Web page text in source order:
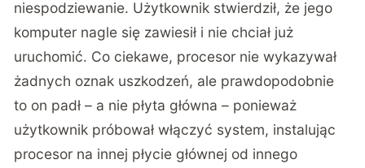
niespodziewanie. Użytkownik stwierdził, że jego
komputer nagle się zawiesił i nie chciał już
uruchomić. Co ciekawe, procesor nie wykazywał
żadnych oznak uszkodzeń, ale prawdopodobnie
to on padł – a nie płyta główna – ponieważ
użytkownik próbował włączyć system, instalując
procesor na innej płycie głównej od innego